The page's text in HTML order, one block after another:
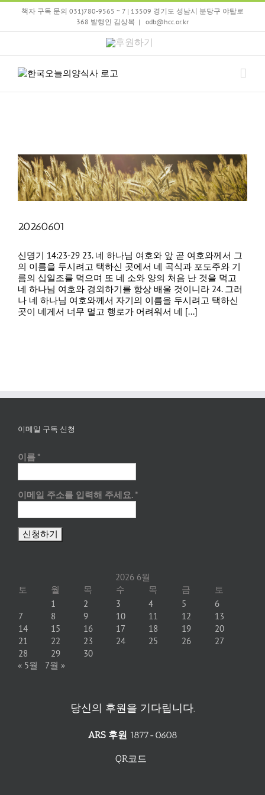
Skip
책자 구독 문의 031)780-9565 ~ 7 | 13509 경기도 성남시 분당구 야탑로
368 발행인 김상복 | odb@hcc.or.kr
후
기
20260601
신명기 14:23-29 23. 네 하나님 여호와 앞 곧 여호와께서 그
의 이름을 두시려고 택하신 곳에서 네 곡식과 포도주와 기
름의 십일조를 먹으며 또 네 소와 양의 처음 난 것을 먹고
네 하나님 여호와 경외하기를 항상 배울 것이니라 24. 그러
나 네 하나님 여호와께서 자기의 이름을 두시려고 택하신
곳이 네게서 너무 멀고 행로가 어려워서 네 [...]
이메일 구독 신청
이름 *
이메일 주소를 입력해 주세요. *
2026 6월
토 월 목 수 목 금 토
1 2 3 4 5
6
7
8 9 10 11 12
13
14
15 16 17 18 19
20
21
22 23 24 25 26
27
28
29
30
« 5월
7월 »
당신의 후원을 기다립니다.
ARS 후원 1877-0608
QR코드